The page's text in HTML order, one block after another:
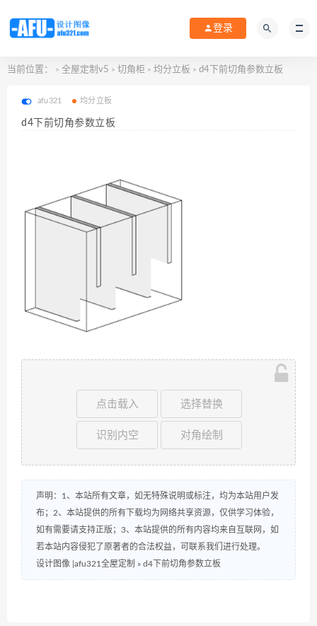
登录
当前位置： > 全屋定制v5 > 切角柜 > 均分立板 > d4下前切角参数立板
afu321 均分立板
d4下前切角参数立板
点击载入 选择替换
识别内空 对角绘制
声明：1、本站所有文章，如无特殊说明或标注，均为本站用户发
布；2、本站提供的所有下载均为网络共享资源，仅供学习体验，
如有需要请支持正版；3、本站提供的所有内容均来自互联网，如
若本站内容侵犯了原著者的合法权益，可联系我们进行处理。
设计图像 |afu321全屋定制 » d4下前切角参数立板